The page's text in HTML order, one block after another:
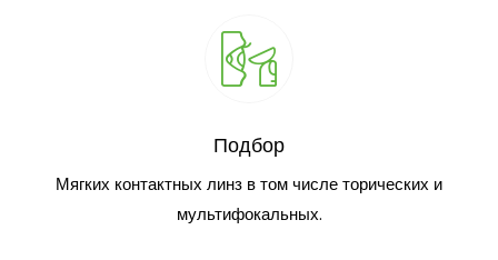
Подбор
Мягких контактных линз в том числе торических и
мультифокальных.